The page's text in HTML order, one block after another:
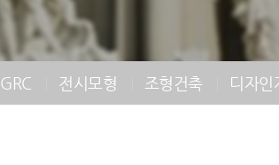
GRC 전시모형 조형건축 디자인